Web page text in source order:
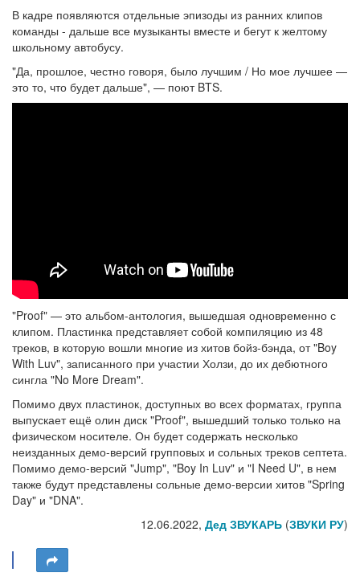
В кадре появляются отдельные эпизоды из ранних клипов
команды - дальше все музыканты вместе и бегут к желтому
школьному автобусу.
"Да, прошлое, честно говоря, было лучшим / Но мое лучшее —
это то, что будет дальше", — поют BTS.
"Proof" — это альбом-антология, вышедшая одновременно с
клипом. Пластинка представляет собой компиляцию из 48
треков, в которую вошли многие из хитов бойз-бэнда, от "Boy
With Luv", записанного при участии Холзи, до их дебютного
сингла "No More Dream".
Помимо двух пластинок, доступных во всех форматах, группа
выпускает ещё олин диск "Proof", вышедший только только на
физическом носителе. Он будет содержать несколько
неизданных демо-версий групповых и сольных треков септета.
Помимо демо-версий "Jump", "Boy In Luv" и "I Need U", в нем
также будут представлены сольные демо-версии хитов "Spring
Day" и "DNA".
12.06.2022, Дед ЗВУКАРЬ (ЗВУКИ РУ)